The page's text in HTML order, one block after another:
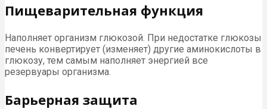
Пищеварительная функция
Наполняет организм глюкозой. При недостатке глюкозы
печень конвертирует (изменяет) другие аминокислоты в
глюкозу, тем самым наполняет энергией все
резервуары организма.
Барьерная защита